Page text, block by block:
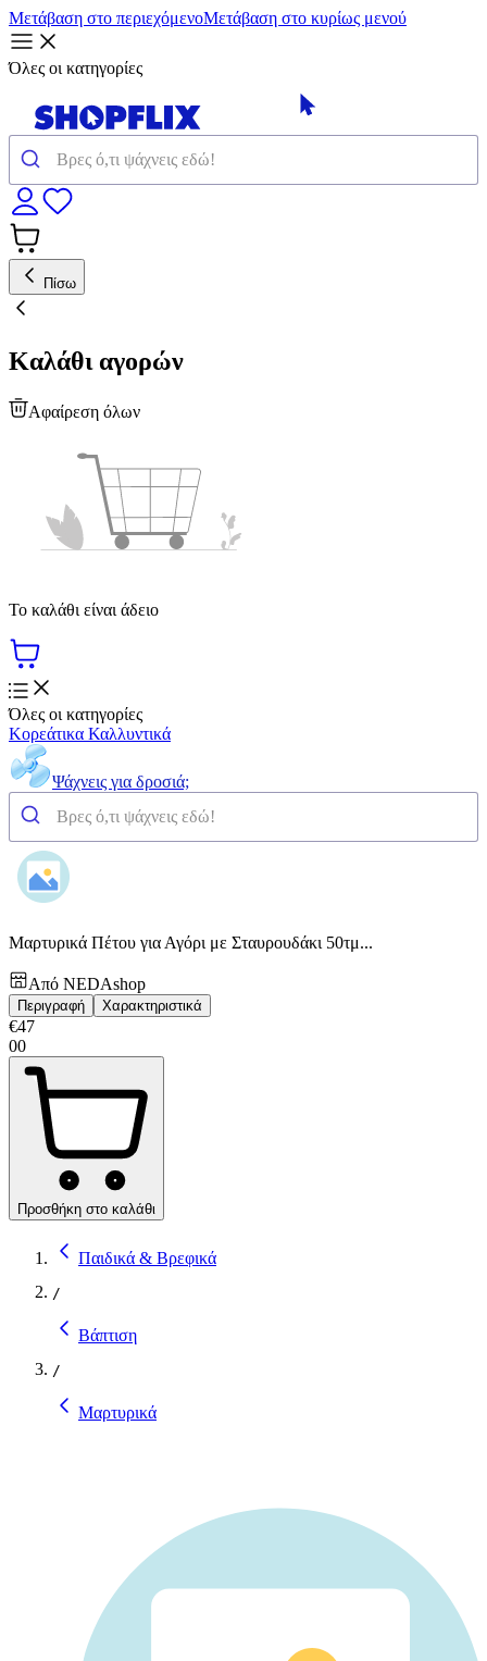
Μετάβαση στο περιεχόμενοΜετάβαση στο κυρίως μενού
Όλες οι κατηγορίες
Πίσω
Καλάθι αγορών
Αφαίρεση όλων
Το καλάθι είναι άδειο
Όλες οι κατηγορίες
Κορεάτικα Καλλυντικά
Ψάχνεις για δροσιά;
Μαρτυρικά Πέτου για Αγόρι με Σταυρουδάκι 50τμ...
Από NEDAshop
Περιγραφή Χαρακτηριστικά
€47
00
Προσθήκη στο καλάθι
Παιδικά & Βρεφικά
/
Βάπτιση
/
Μαρτυρικά